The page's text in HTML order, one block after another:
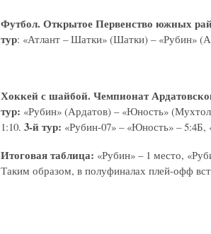
Футбол. Открытое Первенство южных
тур: «Атлант – Шатки» (Шатки) – «Рубин»
Хоккей с шайбой. Чемпионат
тур: «Рубин» (Ардатов) – «Юность»
1:10. 3-й тур: «Рубин-07» – «Юность» –
Итоговая таблица: «Рубин» – 1 место,
Таким образом, в полуфиналах плей-офф